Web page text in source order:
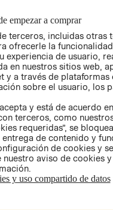
COMERCIO - SIC
PETICIONES
QUEJAS Y
RECLAMOS
empezar a comprar
terceros, incluidas otras
ofrecerle la
experiencia de usuario,
en nuestros sitios web,
y a través de plataformas
sobre el usuario, los
y está de acuerdo
terceros, como
requeridas”, se
de contenido y
de cookies y
nuestro aviso de cookies
y uso compartido de datos